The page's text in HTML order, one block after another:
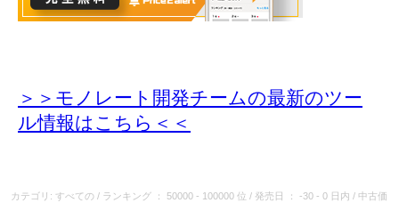
＞＞モノレート開発チームの最新のツー
ル情報はこちら＜＜
カテゴリ: すべての / ランキング ： 50000 - 100000 位 / 発売日 ： -30 - 0 日内 / 中古価